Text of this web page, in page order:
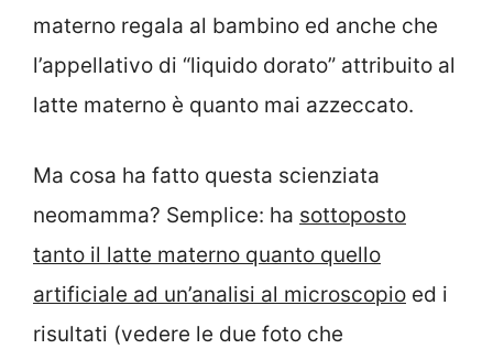
materno regala al bambino ed anche che
l’appellativo di “liquido dorato” attribuito al
latte materno è quanto mai azzeccato.
Ma cosa ha fatto questa scienziata
neomamma? Semplice: ha sottoposto
tanto il latte materno quanto quello
artificiale ad un’analisi al microscopio ed i
risultati (vedere le due foto che